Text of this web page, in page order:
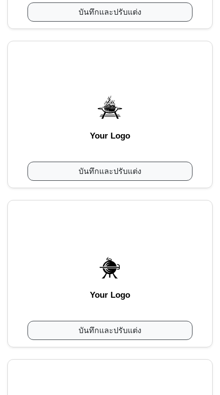
บันทึกและปรับแต่ง
Your Logo
บันทึกและปรับแต่ง
Your Logo
บันทึกและปรับแต่ง